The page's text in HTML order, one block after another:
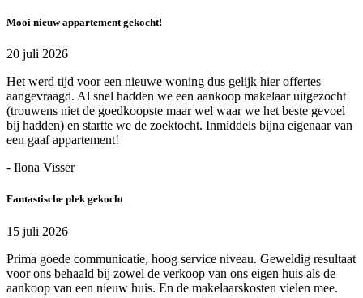
Mooi nieuw appartement gekocht!
20 juli 2026
Het werd tijd voor een nieuwe woning dus gelijk hier offertes
aangevraagd. Al snel hadden we een aankoop makelaar uitgezocht
(trouwens niet de goedkoopste maar wel waar we het beste gevoel
bij hadden) en startte we de zoektocht. Inmiddels bijna eigenaar van
een gaaf appartement!
- Ilona Visser
Fantastische plek gekocht
15 juli 2026
Prima goede communicatie, hoog service niveau. Geweldig resultaat
voor ons behaald bij zowel de verkoop van ons eigen huis als de
aankoop van een nieuw huis. En de makelaarskosten vielen mee.